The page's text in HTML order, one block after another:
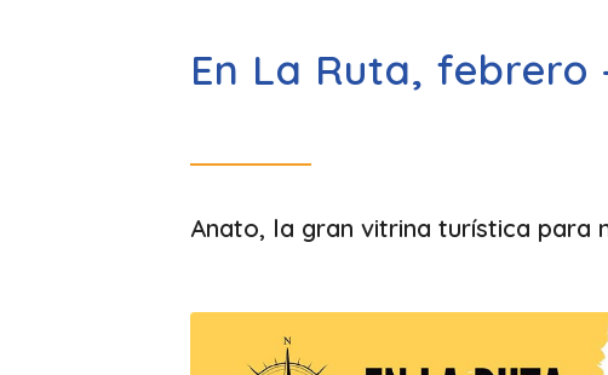
En La Ruta, febrero
Anato, la gran vitrina turística para